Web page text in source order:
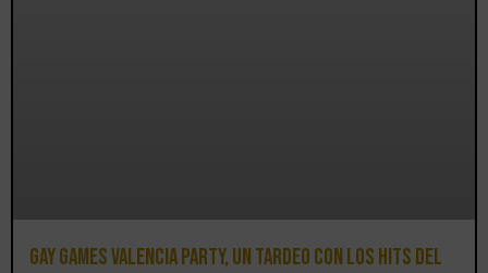
Gay Games Valencia Party, un tardeo con los hits del